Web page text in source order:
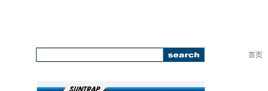
首页
111111